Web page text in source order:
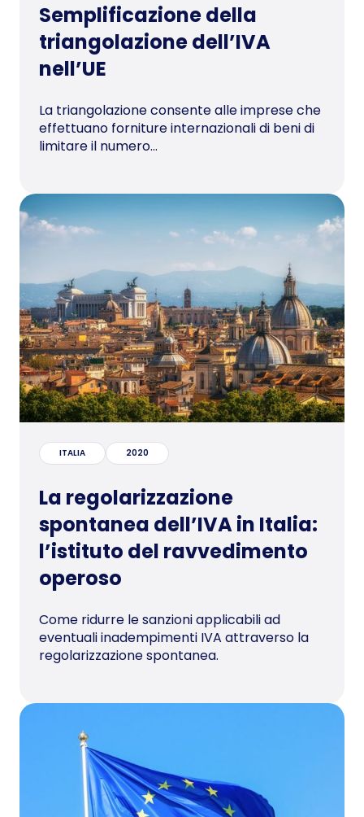
Semplificazione della
triangolazione dell’IVA
nell’UE
La triangolazione consente alle imprese che
effettuano forniture internazionali di beni di
limitare il numero...
ITALIA 2020
La regolarizzazione
spontanea dell’IVA in Italia:
l’istituto del ravvedimento
operoso
Come ridurre le sanzioni applicabili ad
eventuali inadempimenti IVA attraverso la
regolarizzazione spontanea.